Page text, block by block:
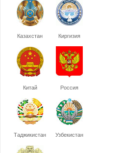
Казахстан Киргизия
Китай Россия
Таджикистан Узбекистан